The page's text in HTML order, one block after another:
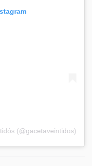
(@gacetaveintidos)